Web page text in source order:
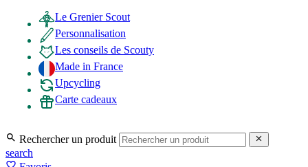
Le Grenier Scout
Personnalisation
Les conseils de Scouty
Made in France
Upcycling
Carte cadeaux
 Rechercher un produit 
search